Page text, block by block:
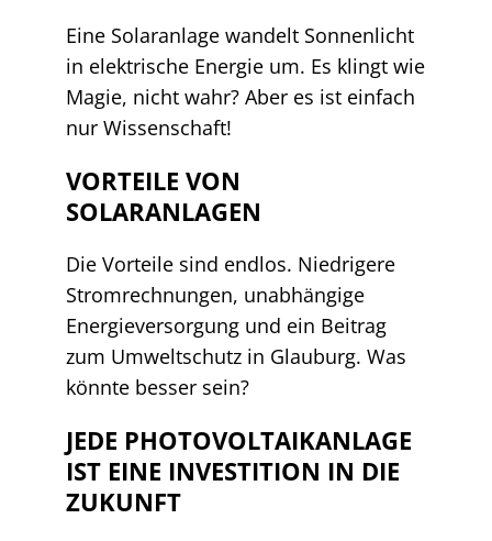
Eine Solaranlage wandelt Sonnenlicht
in elektrische Energie um. Es klingt wie
Magie, nicht wahr? Aber es ist einfach
nur Wissenschaft!
VORTEILE VON
SOLARANLAGEN
Die Vorteile sind endlos. Niedrigere
Stromrechnungen, unabhängige
Energieversorgung und ein Beitrag
zum Umweltschutz in Glauburg. Was
könnte besser sein?
JEDE PHOTOVOLTAIKANLAGE
IST EINE INVESTITION IN DIE
ZUKUNFT